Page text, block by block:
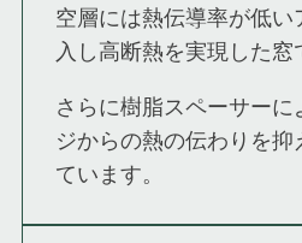
空層には熱伝導率が低い
入し高断熱を実現した窓
さらに樹脂スペーサーに
ジからの熱の伝わりを抑
ています。